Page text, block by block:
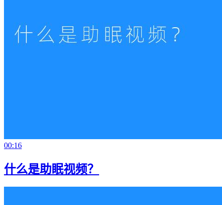
00:16
什么是助眠视频？